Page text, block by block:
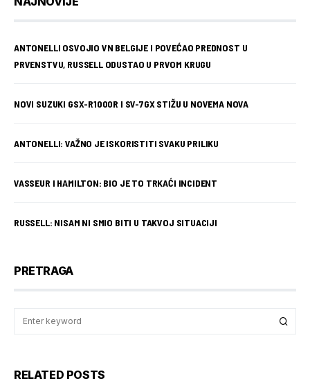
ANTONELLI OSVOJIO VN BELGIJE I POVEĆAO PREDNOST U
PRVENSTVU, RUSSELL ODUSTAO U PRVOM KRUGU
NOVI SUZUKI GSX-R1000R I SV-7GX STIŽU U NOVEMA NOVA
ANTONELLI: VAŽNO JE ISKORISTITI SVAKU PRILIKU
VASSEUR I HAMILTON: BIO JE TO TRKAĆI INCIDENT
RUSSELL: NISAM NI SMIO BITI U TAKVOJ SITUACIJI
PRETRAGA
RELATED POSTS